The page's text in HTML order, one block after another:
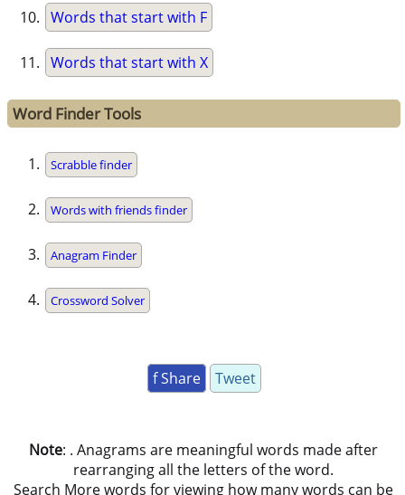
Words that start with F
Words that start with X
Word Finder Tools
Scrabble finder
Words with friends finder
Anagram Finder
Crossword Solver
f Share Tweet
Note: . Anagrams are meaningful words made after
rearranging all the letters of the word.
Search More words for viewing how many words can be